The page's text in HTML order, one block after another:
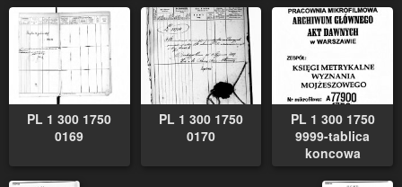
PL 1 300 1750
0169
PL 1 300 1750
0170
PL 1 300 1750
9999-tablica
koncowa